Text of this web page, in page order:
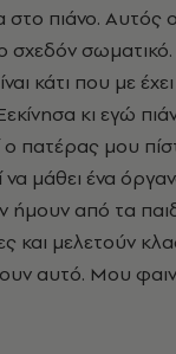
στο πιάνο. Αυτός
σχεδόν σωματικό.
κάτι που με
κι εγώ
πατέρας μου
να μάθει ένα
ήμουν από τα
και μελετούν
αυτό. Μου